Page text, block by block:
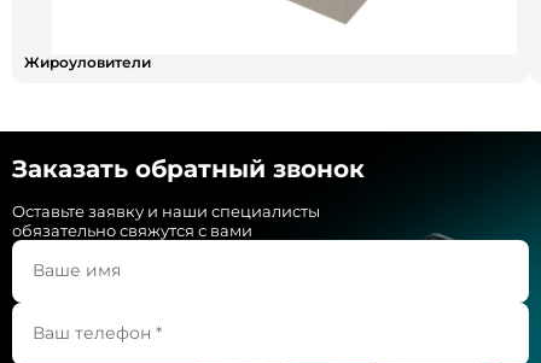
Жироуловители
Заказать обратный звонок
Оставьте заявку и наши специалисты
обязательно свяжутся с вами